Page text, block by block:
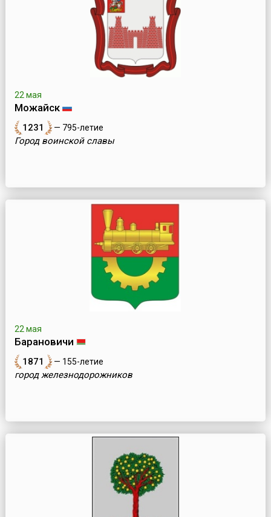
22 мая
Можайск
1231 — 795-летие
Город воинской славы
22 мая
Барановичи
1871 — 155-летие
город железнодорожников